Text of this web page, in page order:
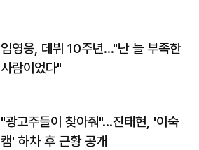
임영웅, 데뷔 10주년…"난 늘 부족한
사람이었다"
"광고주들이 찾아줘"…진태현, '이숙
캠' 하차 후 근황 공개